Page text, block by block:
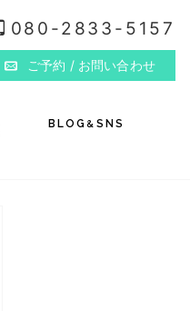
080-2833-5157
ご予約 / お問い合わせ
BLOG & SNS